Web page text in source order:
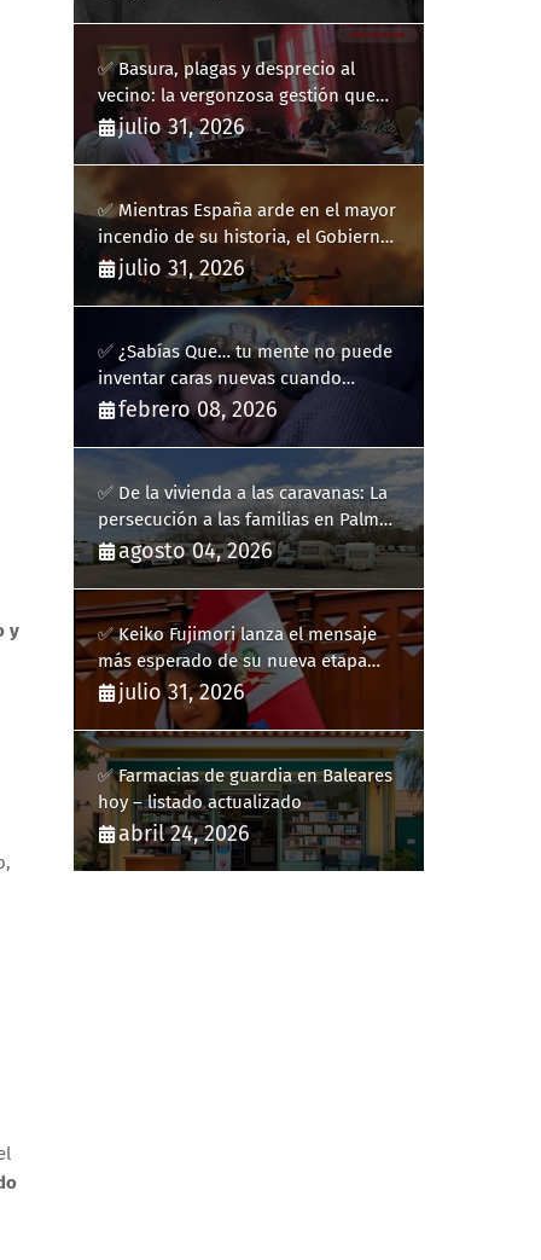
y
✅ Basura, plagas y desprecio al
vecino: la vergonzosa gestión que
ha hecho estallar a Llucmajor
julio 31, 2026
✅ Mientras España arde en el mayor
incendio de su historia, el Gobierno
bloquea siete hidroaviones por
"ahorrarse" dinero
julio 31, 2026
✅ ¿Sabías Que… tu mente no puede
inventar caras nuevas cuando
sueñas?
febrero 08, 2026
✅ De la vivienda a las caravanas: La
persecución a las familias en Palma
y la complicidad de un fracaso
heredado
agosto 04, 2026
✅ Keiko Fujimori lanza el mensaje
más esperado de su nueva etapa
como presidenta de Perú
julio 31, 2026
✅ Farmacias de guardia en Baleares
hoy – listado actualizado
abril 24, 2026